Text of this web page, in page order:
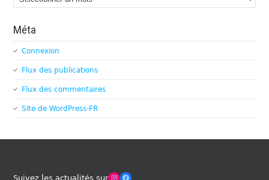
Méta
Connexion
Flux des publications
Flux des commentaires
Site de WordPress-FR
Suivez les actualités surWinches Club OfficielFacebook